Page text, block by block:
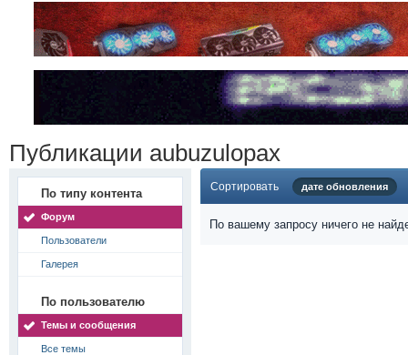
Публикации aubuzulopax
По типу контента
Форум
Пользователи
Галерея
По пользователю
Темы и сообщения
Все темы
Сортировать дате обновления
По вашему запросу ничего не